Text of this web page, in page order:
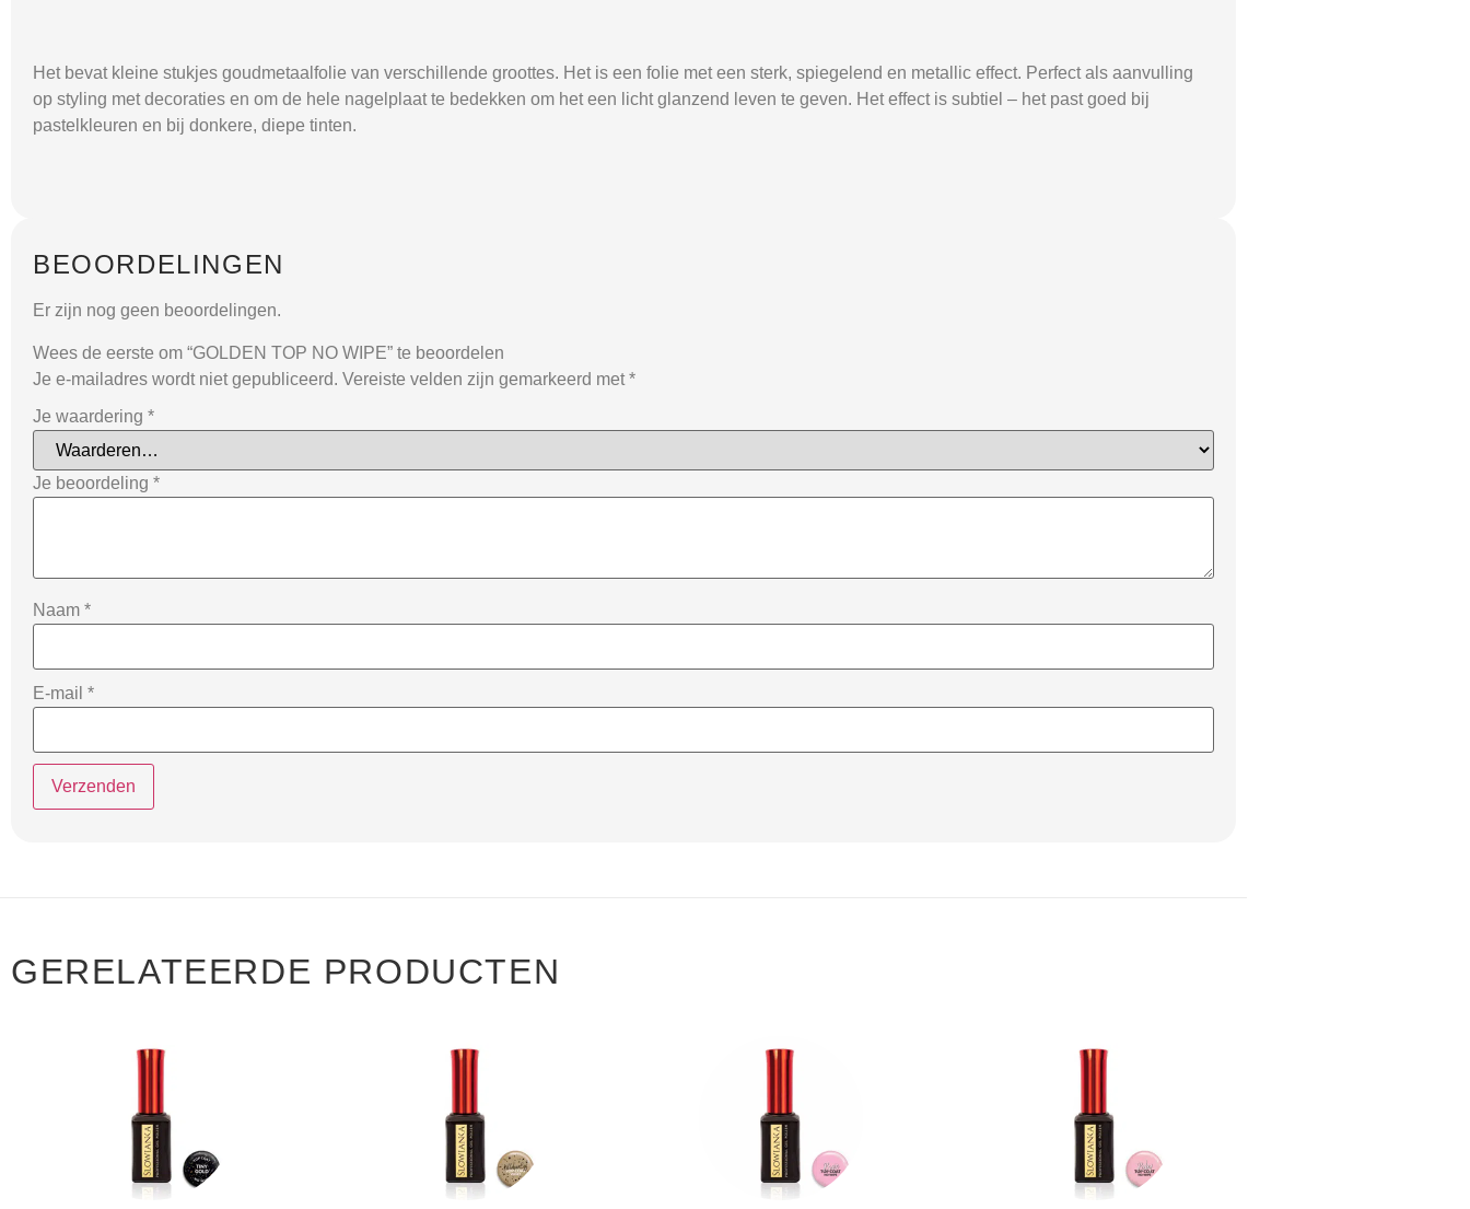
Het bevat kleine stukjes goudmetaalfolie van verschillende groottes. Het is een folie met een sterk, spiegelend en metallic effect. Perfect als aanvulling
op styling met decoraties en om de hele nagelplaat te bedekken om het een licht glanzend leven te geven. Het effect is subtiel – het past goed bij
pastelkleuren en bij donkere, diepe tinten.
BEOORDELINGEN
Er zijn nog geen beoordelingen.
Wees de eerste om “GOLDEN TOP NO WIPE” te beoordelen
Je e-mailadres wordt niet gepubliceerd. Vereiste velden zijn gemarkeerd met *
Je waardering *
Je beoordeling *
Naam *
E-mail *
GERELATEERDE PRODUCTEN